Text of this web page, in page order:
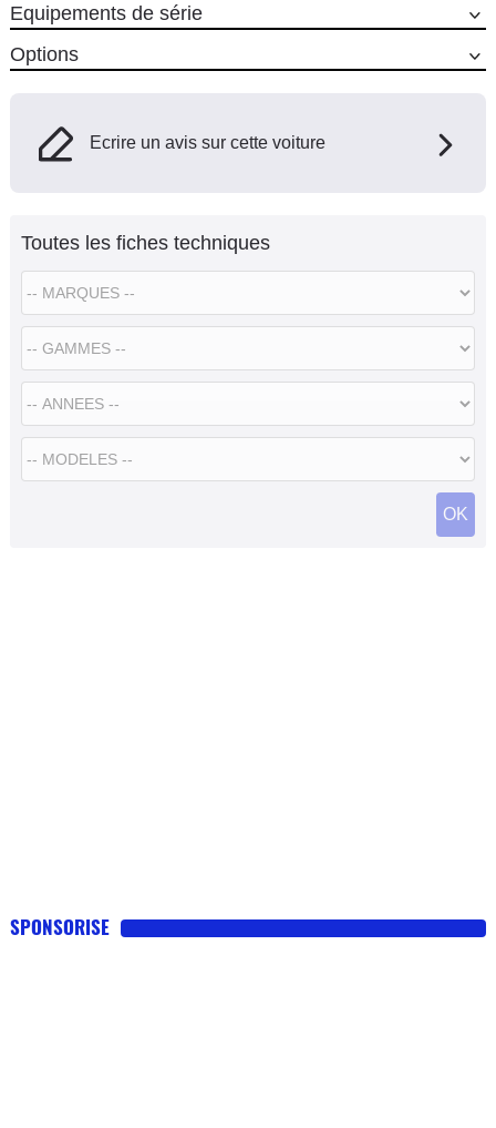
Equipements de série
Options
Ecrire un avis sur cette voiture
Toutes les fiches techniques
SPONSORISE